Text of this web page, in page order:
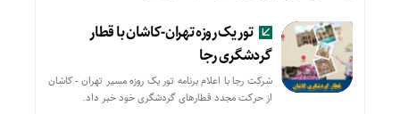
تور یک روزه تهران-کاشان با قطار
گردشگری رجا
شرکت رجا با اعلام برنامه تور یک روزه مسیر تهران - کاشان
از حركت مجدد قطارهای گردشگری خود خبر داد.